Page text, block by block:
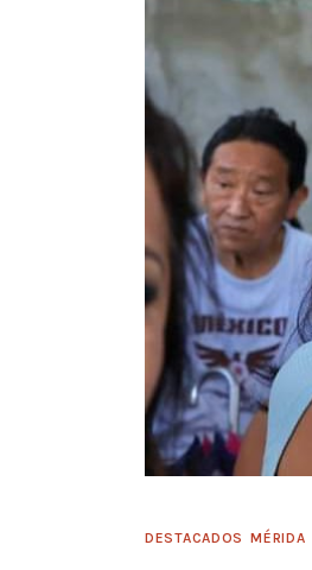
DESTACADOS MÉRIDA